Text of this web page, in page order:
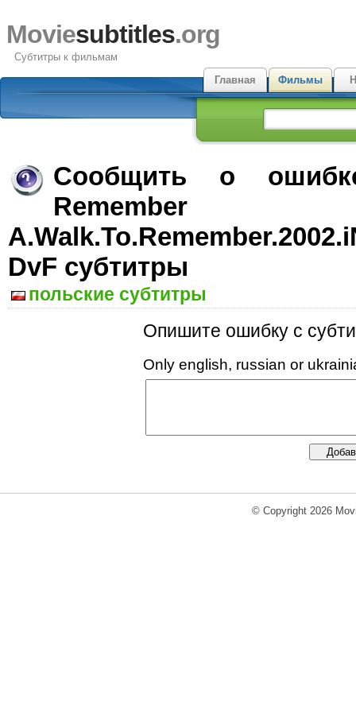
Moviesubtitles.org
Субтитры к фильмам
Главная
Фильмы
Сообщить о
Remember
DvF субтитры
польские субтитры
Опишите ошибку с
Only english, russian or
© Copyright 2026